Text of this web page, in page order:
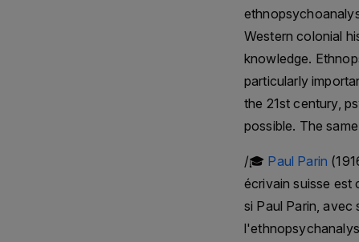
Western colonial
knowledge.
particularly
the 21st century,
possible. The
/🎓 Paul Parin
écrivain suisse est
si Paul Parin, avec